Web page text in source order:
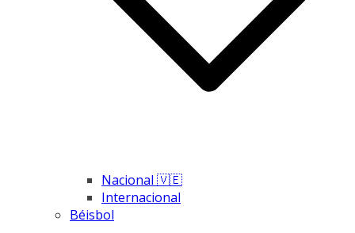
Nacional 🇻🇪
Internacional
Béisbol